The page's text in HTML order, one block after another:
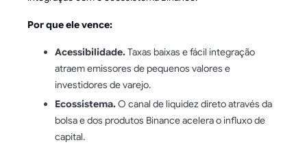
Por que ele vence:
Acessibilidade.Taxas baixas e fácil integração
atraem emissores de pequenos valores e
investidores de varejo.
Ecossistema.O canal de liquidez direto através da
bolsa e dos produtos Binance acelera o influxo de
capital.